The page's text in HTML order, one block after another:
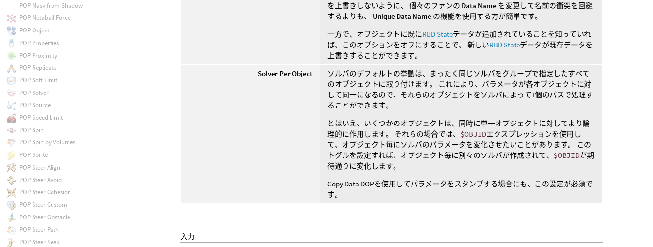
を上書きしないように、 個々のファンの Data Name を変更して名前の衝突を回避
するよりも、 Unique Data Name の機能を使用する方が簡単です。
一方で、オブジェクトに既にRBD Stateデータが追加されていることを知っていれ
ば、このオプションをオフにすることで、 新しいRBD Stateデータが既存データを
上書きすることができます。
Solver Per Object
ソルバのデフォルトの挙動は、まったく同じソルバをグループで指定したすべて
のオブジェクトに取り付けます。 これにより、パラメータが各オブジェクトに対
して同一になるので、それらのオブジェクトをソルバによって1個のパスで処理す
ることができます。
とはいえ、いくつかのオブジェクトは、同時に単一オブジェクトに対してより論
理的に作用します。 それらの場合では、 $OBJIDエクスプレッションを使用し
て、オブジェクト毎にソルバのパラメータを変化させたいことがあります。 この
トグルを設定すれば、オブジェクト毎に別々のソルバが作成されて、 $OBJIDが期
待通りに変化します。
Copy Data DOPを使用してパラメータをスタンプする場合にも、この設定が必須で
す。
入力
POP Mask from Shadow
POP Metaball Force
POP Object
POP Properties
POP Proximity
POP Replicate
POP Soft Limit
POP Solver
POP Source
POP Speed Limit
POP Spin
POP Spin by Volumes
POP Sprite
POP Steer Align
POP Steer Avoid
POP Steer Cohesion
POP Steer Custom
POP Steer Obstacle
POP Steer Path
POP Steer Seek